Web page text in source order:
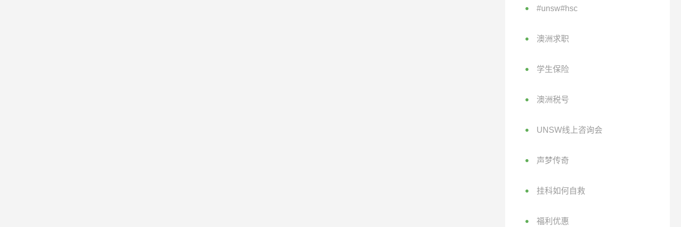
#unsw#hsc
澳洲求职
学生保险
澳洲税号
UNSW线上咨询会
声梦传奇
挂科如何自救
福利优惠